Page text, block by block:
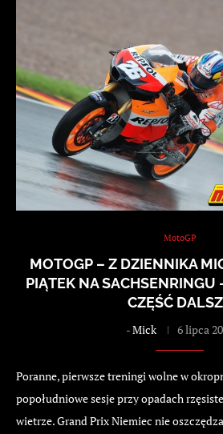
MotoGP
MOTOGP – Z DZIENNIKA
PIĄTEK NA SACHSENRINGU
CZĘŚĆ
-Mick 6 lipca
Poranne, pierwsze treningi wolne w
popołudniowe sesje przy opadach
wietrze. Grand Prix Niemiec nie